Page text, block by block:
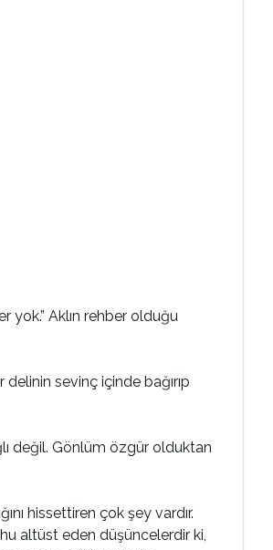
yok.” Aklın rehber olduğu
sevinç içinde bağırıp
değil. Gönlüm özgür olduktan
hissettiren çok şey vardır.
altüst eden düşüncelerdir ki,